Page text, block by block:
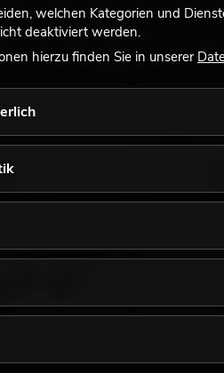
24/17,5mm
Wo.
EUROLITE
9,90€
welchen Kategorien und
deaktiviert werden.
hierzu finden Sie in unserer